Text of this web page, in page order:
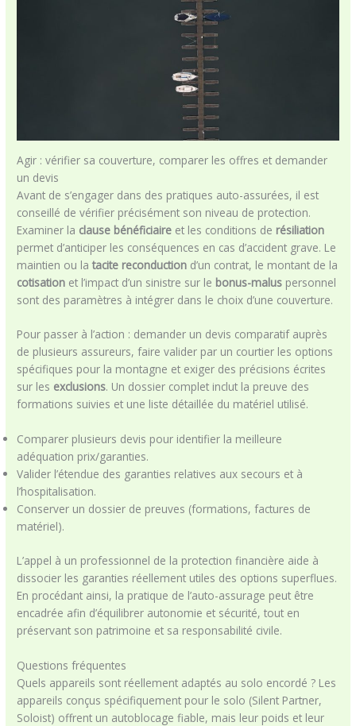
Agir : vérifier sa couverture, comparer les offres et demander
un devis
Avant de s’engager dans des pratiques auto-assurées, il est
conseillé de vérifier précisément son niveau de protection.
Examiner la clause bénéficiaire et les conditions de résiliation
permet d’anticiper les conséquences en cas d’accident grave. Le
maintien ou latacite reconduction d’un contrat, le montant de la
cotisation et l’impact d’un sinistre sur le bonus-malus personnel
sont des paramètres à intégrer dans le choix d’une couverture.
Pour passer à l’action : demander un devis comparatif auprès
de plusieurs assureurs, faire valider par un courtier les options
spécifiques pour la montagne et exiger des précisions écrites
sur les exclusions. Un dossier complet inclut la preuve des
formations suivies et une liste détaillée du matériel utilisé.
Comparer plusieurs devis pour identifier la meilleure
adéquation prix/garanties.
Valider l’étendue des garanties relatives aux secours et à
l’hospitalisation.
Conserver un dossier de preuves (formations, factures de
matériel).
L’appel à un professionnel de la protection financière aide à
dissocier les garanties réellement utiles des options superflues.
En procédant ainsi, la pratique de l’auto-assurage peut être
encadrée afin d’équilibrer autonomie et sécurité, tout en
préservant son patrimoine et sa responsabilité civile.
Questions fréquentes
Quels appareils sont réellement adaptés au solo encordé ? Les
appareils conçus spécifiquement pour le solo (Silent Partner,
Soloist) offrent un autoblocage fiable, mais leur poids et leur